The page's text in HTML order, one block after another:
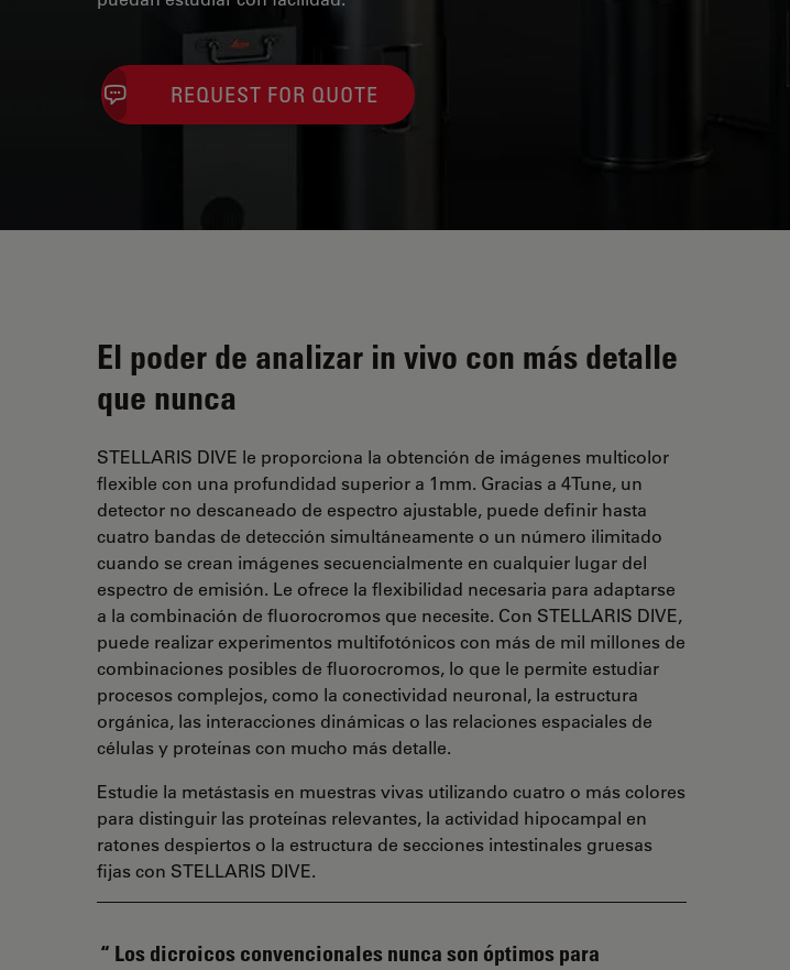
REQUEST FOR QUOTE
El poder de analizar in vivo con más detalle
que nunca
STELLARIS DIVE le proporciona la obtención de imágenes multicolor
flexible con una profundidad superior a 1mm. Gracias a 4Tune, un
detector no descaneado de espectro ajustable, puede definir hasta
cuatro bandas de detección simultáneamente o un número ilimitado
cuando se crean imágenes secuencialmente en cualquier lugar del
espectro de emisión. Le ofrece la flexibilidad necesaria para adaptarse
a la combinación de fluorocromos que necesite. Con STELLARIS DIVE,
puede realizar experimentos multifotónicos con más de mil millones de
combinaciones posibles de fluorocromos, lo que le permite estudiar
procesos complejos, como la conectividad neuronal, la estructura
orgánica, las interacciones dinámicas o las relaciones espaciales de
células y proteínas con mucho más detalle.
Estudie la metástasis en muestras vivas utilizando cuatro o más colores
para distinguir las proteínas relevantes, la actividad hipocampal en
ratones despiertos o la estructura de secciones intestinales gruesas
fijas con STELLARIS DIVE.
Los dicroicos convencionales nunca son óptimos para